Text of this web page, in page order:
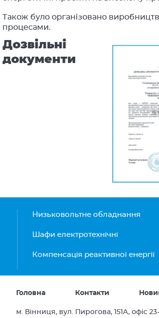
Також було організовано
процесами.
Дозвільні
документи
Низьковольтне обладнання
Шафи електротехнічні
Компенсація реактивної енергії
Головна Контакти
м. Вінниця, вул. Пирогова, 151А, офіс